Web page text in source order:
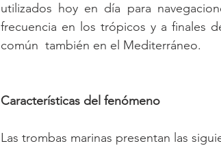
utilizados hoy en día para
frecuencia en los trópicos y a finales
común  también en el Mediterráneo.
Características del fenómeno
Las trombas marinas presentan las